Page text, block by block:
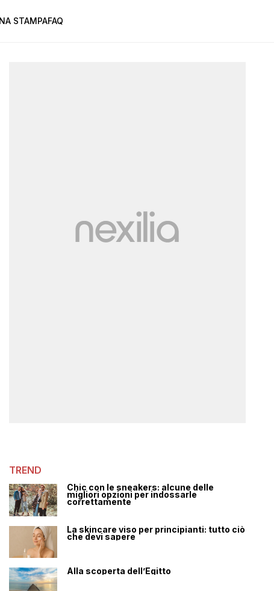
STAMPAFAQ
TREND
Chic con le sneakers: alcune delle
migliori opzioni per indossarle
correttamente
La skincare viso per principianti: tutto ciò
che devi sapere
Alla scoperta dell’Egitto